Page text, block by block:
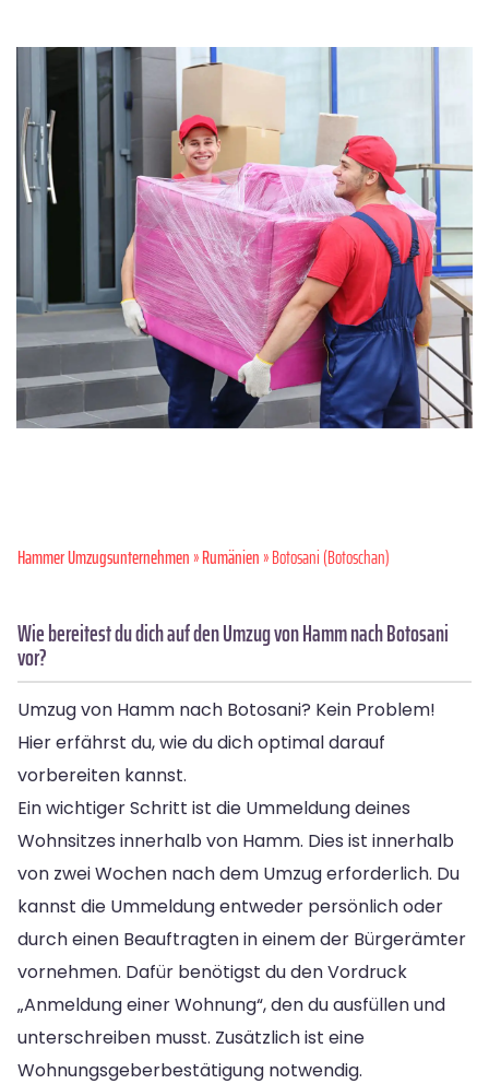
Hammer Umzugsunternehmen»Rumänien» Botosani (Botoschan)
Wie bereitest du dich auf den Umzug von Hamm nach Botosani
vor?
Umzug von Hamm nach Botosani? Kein Problem!
Hier erfährst du, wie du dich optimal darauf
vorbereiten kannst.
Ein wichtiger Schritt ist die Ummeldung deines
Wohnsitzes innerhalb von Hamm. Dies ist innerhalb
von zwei Wochen nach dem Umzug erforderlich. Du
kannst die Ummeldung entweder persönlich oder
durch einen Beauftragten in einem der Bürgerämter
vornehmen. Dafür benötigst du den Vordruck
„Anmeldung einer Wohnung“, den du ausfüllen und
unterschreiben musst. Zusätzlich ist eine
Wohnungsgeberbestätigung notwendig.